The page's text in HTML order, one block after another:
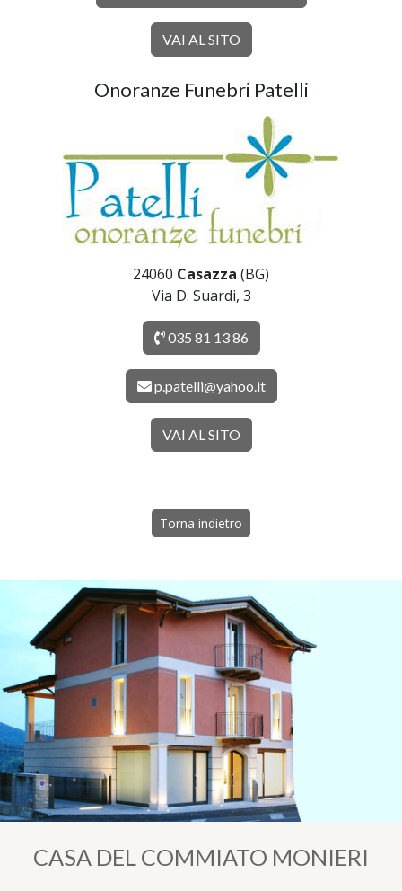
VAI AL SITO
Onoranze Funebri Patelli
24060 Casazza (BG)
Via D. Suardi, 3
035 81 13 86
p.patelli@yahoo.it
VAI AL SITO
Torna indietro
CASA DEL COMMIATO MONIERI